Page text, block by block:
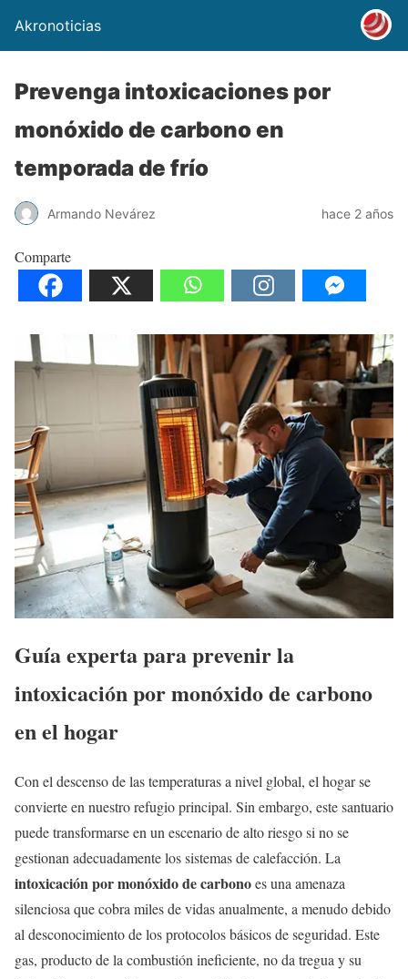
Akronoticias
Prevenga intoxicaciones por
monóxido de carbono en
temporada de frío
Armando Nevárez hace 2 años
Comparte
Guía experta para prevenir la
intoxicación por monóxido de carbono
en el hogar
Con el descenso de las temperaturas a nivel global, el hogar se
convierte en nuestro refugio principal. Sin embargo, este santuario
puede transformarse en un escenario de alto riesgo si no se
gestionan adecuadamente los sistemas de calefacción. La
intoxicación por monóxido de carbonoes una amenaza
silenciosa que cobra miles de vidas anualmente, a menudo debido
al desconocimiento de los protocolos básicos de seguridad. Este
gas, producto de la combustión ineficiente, no da tregua y su